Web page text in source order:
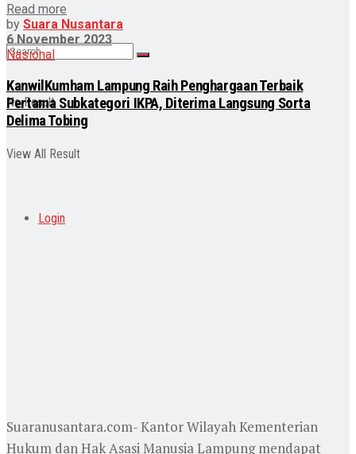
No Result
View All Result
Login
Read more
by Suara Nusantara
6 November 2023
Nasional
KanwilKumham Lampung Raih Penghargaan Terbaik
Pertama Subkategori IKPA, Diterima Langsung Sorta
Delima Tobing
Suaranusantara.com- Kantor Wilayah Kementerian
Hukum dan Hak Asasi Manusia Lampung mendapat